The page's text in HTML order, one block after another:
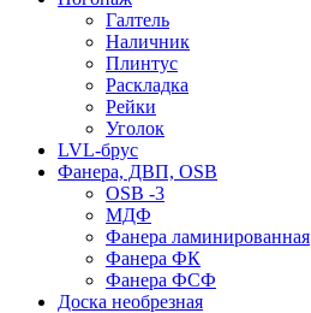
Галтель
Наличник
Плинтус
Раскладка
Рейки
Уголок
LVL-брус
Фанера, ДВП, OSB
OSB -3
МДФ
Фанера ламинированная
Фанера ФК
Фанера ФСФ
Доска необрезная